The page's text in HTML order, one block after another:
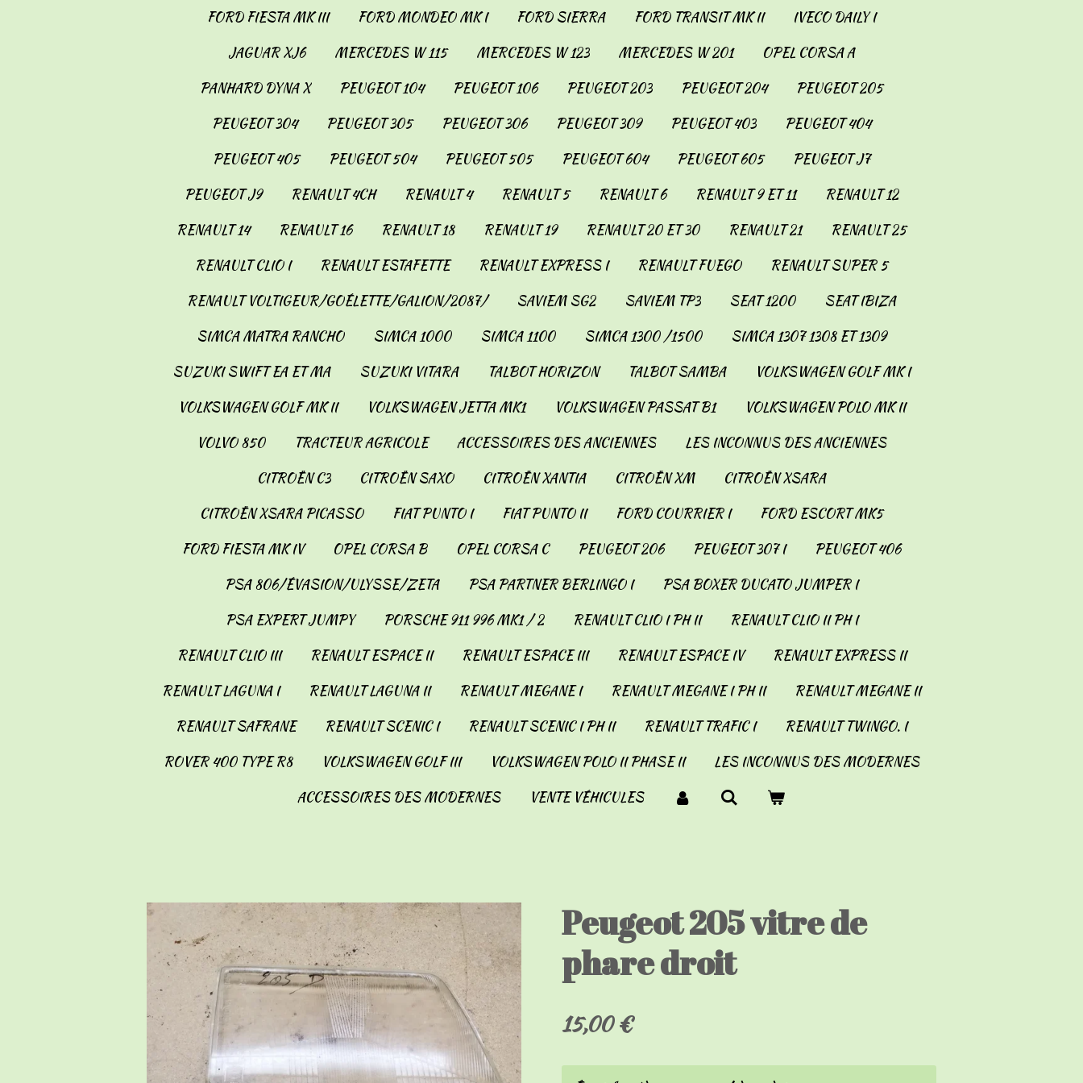
FORD FIESTA MK III
FORD MONDEO MK I FORD SIERRA FORD TRANSIT MK II
IVECO DAILY I
JAGUAR XJ6
MERCEDES W 115 MERCEDES W 123 MERCEDES W 201
OPEL CORSA A
PANHARD DYNA X
PEUGEOT 104 PEUGEOT 106 PEUGEOT 203 PEUGEOT 204
PEUGEOT 205
PEUGEOT 304
PEUGEOT 305 PEUGEOT 306 PEUGEOT 309 PEUGEOT 403
PEUGEOT 404
PEUGEOT 405
PEUGEOT 504 PEUGEOT 505 PEUGEOT 604 PEUGEOT 605
PEUGEOT J7
PEUGEOT J9
RENAULT 4CH RENAULT 4 RENAULT 5 RENAULT 6 RENAULT 9 ET 11
RENAULT 12
RENAULT 14
RENAULT 16 RENAULT 18 RENAULT 19 RENAULT 20 ET 30 RENAULT 21
RENAULT 25
RENAULT CLIO I
RENAULT ESTAFETTE RENAULT EXPRESS I RENAULT FUEGO
RENAULT SUPER 5
RENAULT VOLTIGEUR/GOÉLETTE/GALION/2087/
SAVIEM SG2 SAVIEM TP3 SEAT 1200
SEAT IBIZA
SIMCA MATRA RANCHO
SIMCA 1000 SIMCA 1100 SIMCA 1300 /1500
SIMCA 1307 1308 ET 1309
SUZUKI SWIFT EA ET MA
SUZUKI VITARA TALBOT HORIZON TALBOT SAMBA
VOLKSWAGEN GOLF MK I
VOLKSWAGEN GOLF MK II
VOLKSWAGEN JETTA MK1 VOLKSWAGEN PASSAT B1
VOLKSWAGEN POLO MK II
VOLVO 850
TRACTEUR AGRICOLE ACCESSOIRES DES ANCIENNES
LES INCONNUS DES ANCIENNES
CITROËN C3
CITROËN SAXO CITROËN XANTIA CITROËN XM
CITROËN XSARA
CITROËN XSARA PICASSO
FIAT PUNTO I FIAT PUNTO II FORD COURRIER I
FORD ESCORT MK5
FORD FIESTA MK IV
OPEL CORSA B OPEL CORSA C PEUGEOT 206 PEUGEOT 307 I
PEUGEOT 406
PSA 806/ÉVASION/ULYSSE/ZETA
PSA PARTNER BERLINGO I
PSA BOXER DUCATO JUMPER I
PSA EXPERT JUMPY
PORSCHE 911 996 MK1 / 2 RENAULT CLIO I PH II
RENAULT CLIO II PH I
RENAULT CLIO III
RENAULT ESPACE II RENAULT ESPACE III RENAULT ESPACE IV
RENAULT EXPRESS II
RENAULT LAGUNA I
RENAULT LAGUNA II RENAULT MEGANE I RENAULT MEGANE I PH II
RENAULT MEGANE II
RENAULT SAFRANE
RENAULT SCENIC I RENAULT SCENIC I PH II RENAULT TRAFIC I
RENAULT TWINGO. I
ROVER 400 TYPE R8
VOLKSWAGEN GOLF III VOLKSWAGEN POLO II PHASE II
LES INCONNUS DES MODERNES
ACCESSOIRES DES MODERNES
VENTE VÉHICULES
Peugeot 205 vitre de
phare droit
15,00 €